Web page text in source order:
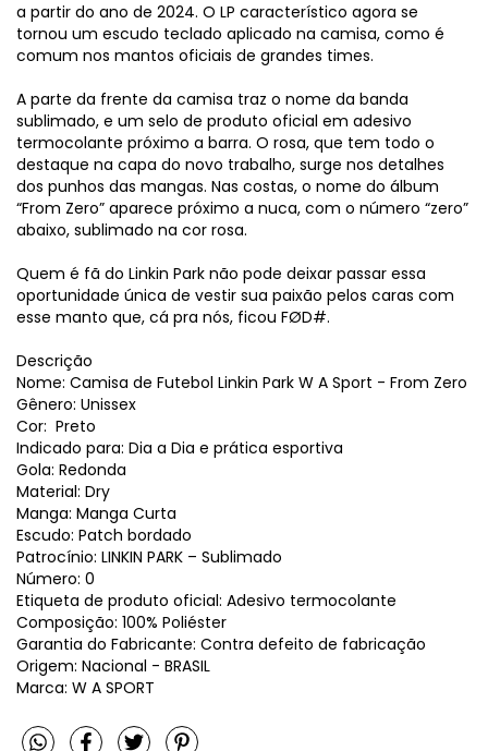
a partir do ano de 2024. O LP característico agora se
tornou um escudo teclado aplicado na camisa, como é
comum nos mantos oficiais de grandes times.
A parte da frente da camisa traz o nome da banda
sublimado, e um selo de produto oficial em adesivo
termocolante próximo a barra. O rosa, que tem todo o
destaque na capa do novo trabalho, surge nos detalhes
dos punhos das mangas. Nas costas, o nome do álbum
“From Zero” aparece próximo a nuca, com o número “zero”
abaixo, sublimado na cor rosa.
Quem é fã do Linkin Park não pode deixar passar essa
oportunidade única de vestir sua paixão pelos caras com
esse manto que, cá pra nós, ficou FØD#.
Descrição
Nome: Camisa de Futebol Linkin Park W A Sport - From Zero
Gênero: Unissex
Cor: Preto
Indicado para: Dia a Dia e prática esportiva
Gola: Redonda
Material: Dry
Manga: Manga Curta
Escudo: Patch bordado
Patrocínio: LINKIN PARK – Sublimado
Número: 0
Etiqueta de produto oficial: Adesivo termocolante
Composição: 100% Poliéster
Garantia do Fabricante: Contra defeito de fabricação
Origem: Nacional - BRASIL
Marca: W A SPORT